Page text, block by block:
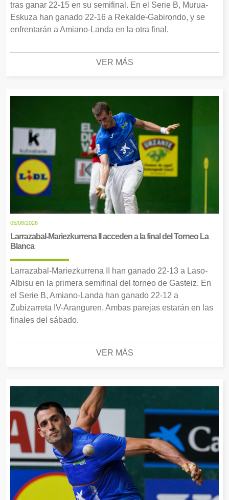
tras ganar 22-15 en su semifinal. En el Serie B, Murua-
Eskuza han ganado 22-16 a Rekalde-Gabirondo, y se
enfrentarán a Amiano-Landa en la otra final.
VER MÁS
05/08/2026
Larrazabal-Mariezkurrena II acceden a la final del Torneo La
Blanca
Larrazabal-Mariezkurrena II han ganado 22-13 a Laso-
Albisu en la primera semifinal del torneo de Gasteiz. En
el Serie B, Amiano-Landa han ganado 22-12 a
Zubizarreta IV-Aranguren. Ambas parejas estarán en las
finales del sábado.
VER MÁS